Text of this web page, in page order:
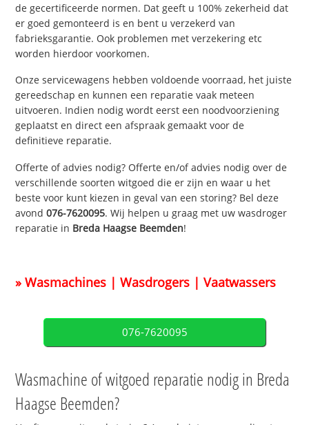
de gecertificeerde normen. Dat geeft u 100% zekerheid dat
er goed gemonteerd is en bent u verzekerd van
fabrieksgarantie. Ook problemen met verzekering etc
worden hierdoor voorkomen.
Onze servicewagens hebben voldoende voorraad, het juiste
gereedschap en kunnen een reparatie vaak meteen
uitvoeren. Indien nodig wordt eerst een noodvoorziening
geplaatst en direct een afspraak gemaakt voor de
definitieve reparatie.
Offerte of advies nodig? Offerte en/of advies nodig over de
verschillende soorten witgoed die er zijn en waar u het
beste voor kunt kiezen in geval van een storing? Bel deze
avond076-7620095. Wij helpen u graag met uw wasdroger
reparatie in Breda Haagse Beemden!
» Wasmachines | Wasdrogers | Vaatwassers
076-7620095
Wasmachine of witgoed reparatie nodig in Breda
Haagse Beemden?